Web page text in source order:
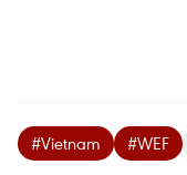
#Vietnam #WEF